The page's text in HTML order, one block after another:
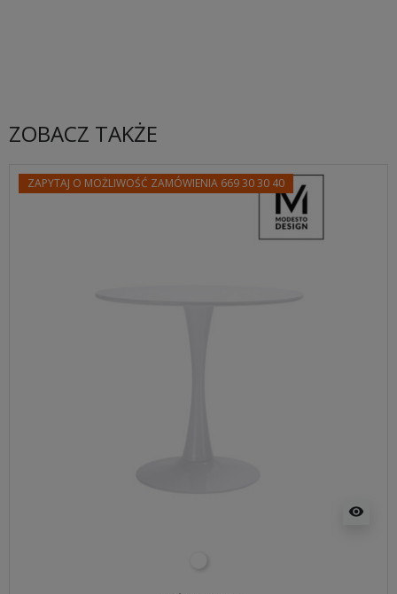
ZOBACZ TAKŻE
ZAPYTAJ O MOŻLIWOŚĆ ZAMÓWIENIA 669 30 30 40
visibility